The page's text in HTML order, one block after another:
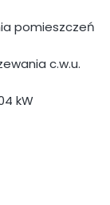
pomieszczeń
c.w.u.
kW